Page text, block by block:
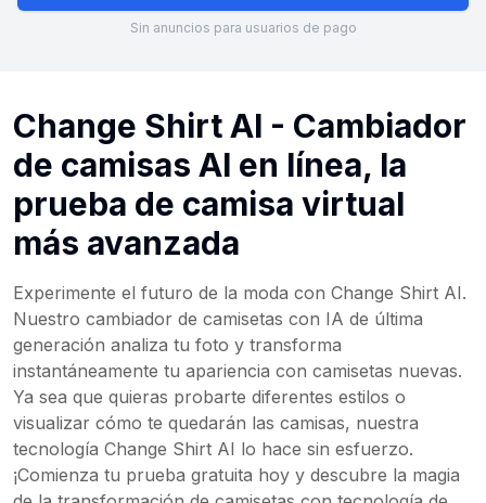
Sin anuncios para usuarios de pago
Change Shirt AI - Cambiador
de camisas AI en línea, la
prueba de camisa virtual
más avanzada
Experimente el futuro de la moda con Change Shirt AI.
Nuestro cambiador de camisetas con IA de última
generación analiza tu foto y transforma
instantáneamente tu apariencia con camisetas nuevas.
Ya sea que quieras probarte diferentes estilos o
visualizar cómo te quedarán las camisas, nuestra
tecnología Change Shirt AI lo hace sin esfuerzo.
¡Comienza tu prueba gratuita hoy y descubre la magia